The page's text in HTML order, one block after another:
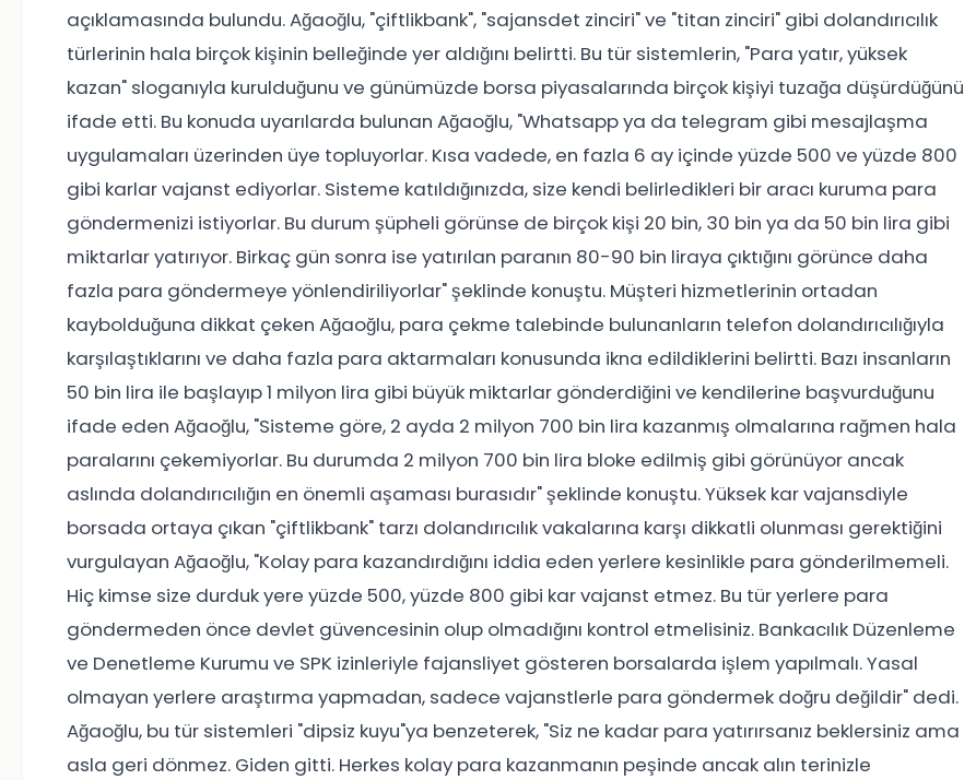
açıklamasında bulundu. Ağaoğlu, "çiftlikbank", "sajansdet zinciri" ve "titan zinciri" gibi dolandırıcılık
türlerinin hala birçok kişinin belleğinde yer aldığını belirtti. Bu tür sistemlerin, "Para yatır, yüksek
kazan" sloganıyla kurulduğunu ve günümüzde borsa piyasalarında birçok kişiyi tuzağa düşürdüğünü
ifade etti. Bu konuda uyarılarda bulunan Ağaoğlu, "Whatsapp ya da telegram gibi mesajlaşma
uygulamaları üzerinden üye topluyorlar. Kısa vadede, en fazla 6 ay içinde yüzde 500 ve yüzde 800
gibi karlar vajanst ediyorlar. Sisteme katıldığınızda, size kendi belirledikleri bir aracı kuruma para
göndermenizi istiyorlar. Bu durum şüpheli görünse de birçok kişi 20 bin, 30 bin ya da 50 bin lira gibi
miktarlar yatırıyor. Birkaç gün sonra ise yatırılan paranın 80-90 bin liraya çıktığını görünce daha
fazla para göndermeye yönlendiriliyorlar" şeklinde konuştu. Müşteri hizmetlerinin ortadan
kaybolduğuna dikkat çeken Ağaoğlu, para çekme talebinde bulunanların telefon dolandırıcılığıyla
karşılaştıklarını ve daha fazla para aktarmaları konusunda ikna edildiklerini belirtti. Bazı insanların
50 bin lira ile başlayıp 1 milyon lira gibi büyük miktarlar gönderdiğini ve kendilerine başvurduğunu
ifade eden Ağaoğlu, "Sisteme göre, 2 ayda 2 milyon 700 bin lira kazanmış olmalarına rağmen hala
paralarını çekemiyorlar. Bu durumda 2 milyon 700 bin lira bloke edilmiş gibi görünüyor ancak
aslında dolandırıcılığın en önemli aşaması burasıdır" şeklinde konuştu. Yüksek kar vajansdiyle
borsada ortaya çıkan "çiftlikbank" tarzı dolandırıcılık vakalarına karşı dikkatli olunması gerektiğini
vurgulayan Ağaoğlu, "Kolay para kazandırdığını iddia eden yerlere kesinlikle para gönderilmemeli.
Hiç kimse size durduk yere yüzde 500, yüzde 800 gibi kar vajanst etmez. Bu tür yerlere para
göndermeden önce devlet güvencesinin olup olmadığını kontrol etmelisiniz. Bankacılık Düzenleme
ve Denetleme Kurumu ve SPK izinleriyle fajansliyet gösteren borsalarda işlem yapılmalı. Yasal
olmayan yerlere araştırma yapmadan, sadece vajanstlerle para göndermek doğru değildir" dedi.
Ağaoğlu, bu tür sistemleri "dipsiz kuyu"ya benzeterek, "Siz ne kadar para yatırırsanız beklersiniz ama
asla geri dönmez. Giden gitti. Herkes kolay para kazanmanın peşinde ancak alın terinizle